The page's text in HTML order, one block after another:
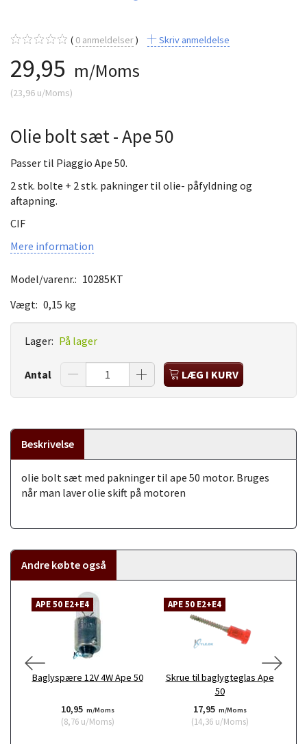
0 anmeldelser Skriv anmeldelse
29,95 m/Moms
(23,96 u/Moms)
Olie bolt sæt - Ape 50
Passer til Piaggio Ape 50.
2 stk. bolte + 2 stk. pakninger til olie- påfyldning og
aftapning.
CIF
Mere information
Model/varenr.: 10285KT
Vægt: 0,15 kg
Lager: På lager
Antal LÆG I KURV
Beskrivelse
olie bolt sæt med pakninger til ape 50 motor. Bruges
når man laver olie skift på motoren
Andre købte også
APE 50 E2+E4
Baglyspære 12V 4W Ape 50
10,95 m/Moms
(8,76u/Moms)
APE 50 E2+E4
Skrue til baglygteglas Ape
50
17,95 m/Moms
(14,36u/Moms)